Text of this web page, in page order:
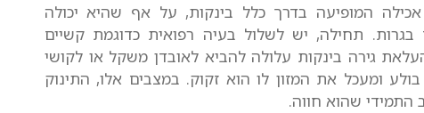
המופיעה בדרך כלל בינקות, על אף שהיא יכולה
תחילה, יש לשלול בעיה רפואית כדוגמת קשיים
גירה בינקות עלולה להביא לאובדן משקל או לקושי
ומעכל את המזון לו הוא זקוק. במצבים אלו, התינוק
התמידי שהוא חווה.